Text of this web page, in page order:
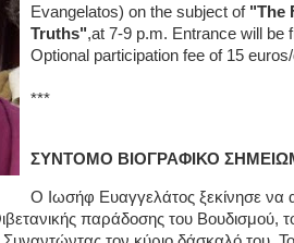
Evangelatos) on the subject of"The
Truths",at 7-9 p.m. Entrance will be
Optional participation fee of 15
***
ΣΥΝΤΟΜΟ ΒΙΟΓΡΑΦΙΚΟ
Ο Ιωσήφ Ευαγγελάτος ξεκίνησε να
παράδοσης του Βουδισμού,